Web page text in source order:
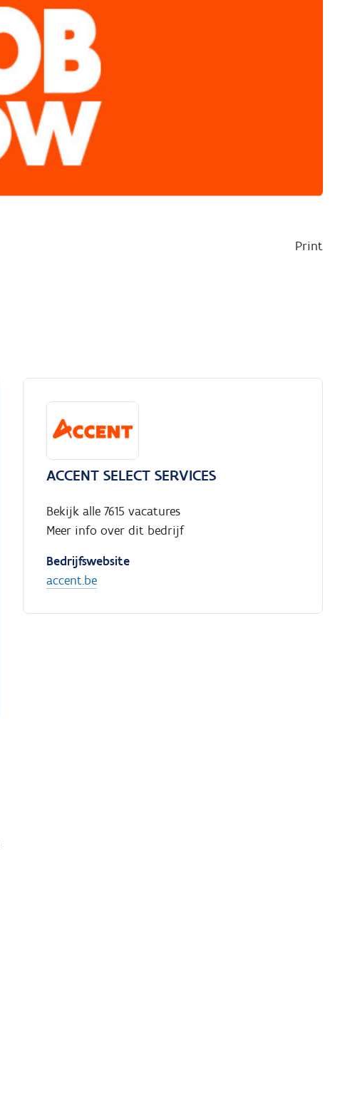
Print
ACCENT SELECT SERVICES
Bekijk alle 7615 vacatures
Meer info over dit bedrijf
Bedrijfswebsite
accent.be